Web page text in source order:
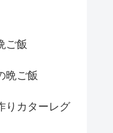
ご飯
晩ご飯
りカターレグ